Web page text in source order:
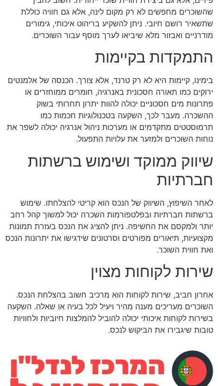
שהשוכרים מחפשים לא רק מקום לינה, אלא גם חוויה כוללת
שתשאיר רושם חיובי. ניתן להשקיע בריהוט איכותי, גימורים
מודרניים ואבזור מלא שיביאו לערך מוסף עבור השוכרים.
התמקדות בקיימות
בימינו, קיימות היא לא רק טרנד, אלא צורך. הכנסה של אלמנטים
ירוקים כמו תאורה חסכונית באנרגיה, חומרים ממוחזרים או
פתרונות מים חסכוניים יכולה להוות יתרון תחרותי בשוק
ההשכרה. מעבר לכך, השקעה בטכנולוגיות חכמות כמו
תרמוסטטים מתקדמים או מערכות ניהול אנרגיה יכולה לשפר את
נוחות השוכרים ולמזער את עלויות התפעול.
שיווק ממוקד ושימוש ברשתות
חברתיות
לאחר השיפוץ, השיווק של הנכס הוא קריטי להצלחתו. שימוש
ברשתות חברתיות ובפלטפורמות השכרה יכול למשוך קהל רחב
יותר ולמקסם את החשיפה. ניתן להציג את הנכס בעזרת תמונות
מקצועיות, תיאורים מפורטים וסרטונים שידגישו את יתרונות הנכס
ואת חווית השוכר.
שירות לקוחות מצוין
אחרון חביב, שירות לקוחות הוא מרכיב חשוב בהצלחת הנכס.
השוכרים מעריכים מענה מהיר ויעיל לכל בעיה או שאלה. השקעה
בשירות לקוחות איכותי יכולה להוביל להמלצות חיוביות ולחוויות
טובות שיגבירו את הביקוש לנכס.